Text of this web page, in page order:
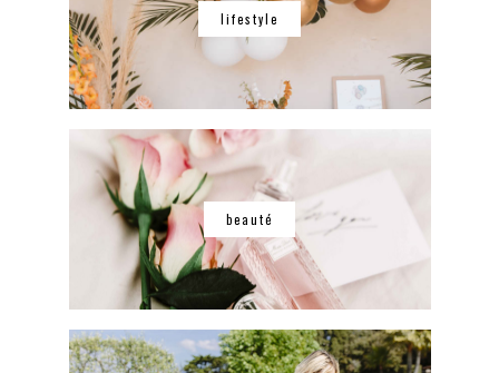
lifestyle
beauté